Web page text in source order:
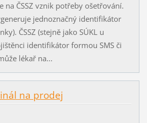
na ČSSZ vznik potřeby ošetřování.
jednoznačný identifikátor
ČSSZ (stejně jako SÚKL u
identifikátor formou SMS či
lékař na...
na prodej